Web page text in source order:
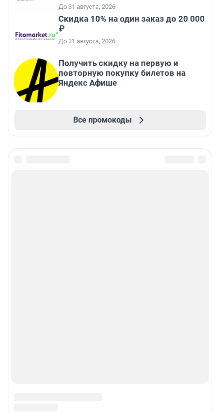
До 31 августа, 2026
Скидка 10% на один заказ до 20 000
₽
До 31 августа, 2026
Получить скидку на первую и
повторную покупку билетов на
Яндекс Афише
Все промокоды